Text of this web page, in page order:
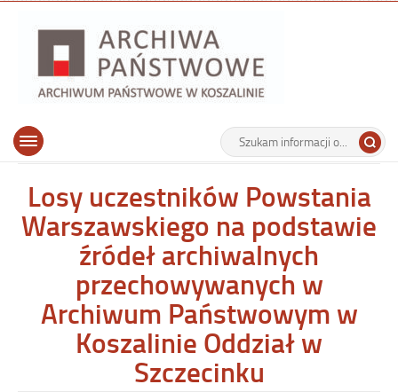
Archiwum Państwowe w Koszalinie
Wyszukiwarka
Tutaj
wpisz
Górne
Otwórz
Losy uczestników Powstania
Warszawskiego na podstawie
źródeł archiwalnych
przechowywanych w
Archiwum Państwowym w
Koszalinie Oddział w
Szczecinku